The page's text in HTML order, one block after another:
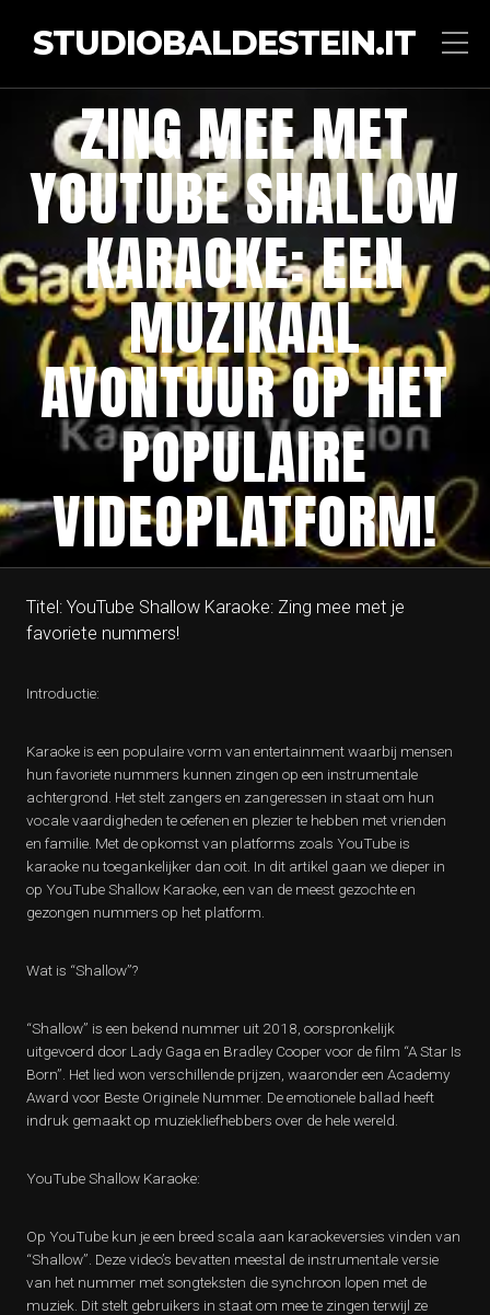
STUDIOBALDESTEIN.IT
ZING MEE MET
YOUTUBE SHALLOW
KARAOKE: EEN
MUZIKAAL
AVONTUUR OP HET
POPULAIRE
VIDEOPLATFORM!
Titel: YouTube Shallow Karaoke: Zing mee met je
favoriete nummers!
Introductie:
Karaoke is een populaire vorm van entertainment waarbij mensen
hun favoriete nummers kunnen zingen op een instrumentale
achtergrond. Het stelt zangers en zangeressen in staat om hun
vocale vaardigheden te oefenen en plezier te hebben met vrienden
en familie. Met de opkomst van platforms zoals YouTube is
karaoke nu toegankelijker dan ooit. In dit artikel gaan we dieper in
op YouTube Shallow Karaoke, een van de meest gezochte en
gezongen nummers op het platform.
Wat is “Shallow”?
“Shallow” is een bekend nummer uit 2018, oorspronkelijk
uitgevoerd door Lady Gaga en Bradley Cooper voor de film “A Star Is
Born”. Het lied won verschillende prijzen, waaronder een Academy
Award voor Beste Originele Nummer. De emotionele ballad heeft
indruk gemaakt op muziekliefhebbers over de hele wereld.
YouTube Shallow Karaoke:
Op YouTube kun je een breed scala aan karaokeversies vinden van
“Shallow”. Deze video’s bevatten meestal de instrumentale versie
van het nummer met songteksten die synchroon lopen met de
muziek. Dit stelt gebruikers in staat om mee te zingen terwijl ze